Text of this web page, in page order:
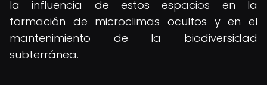
la influencia de estos espacios en la
formación de microclimas ocultos y en el
mantenimiento de la biodiversidad
subterránea.